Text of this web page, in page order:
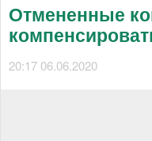
Отмененные
20:17 06.06.2020